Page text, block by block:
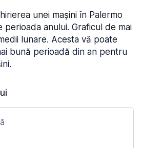
unei mașini în Palermo
perioada anului. Graficul de mai
lunare. Acesta vă poate
bună perioadă din an pentru